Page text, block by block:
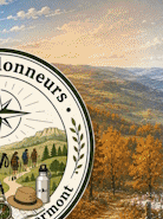
Exporter les
Exporter
Exporter
Menu
?>
Images de la page